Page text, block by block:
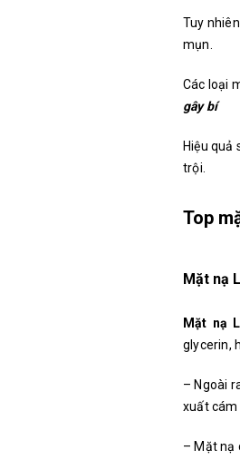
Tuy
mụn.
Các loại
gây bí
Hiệu
trội.
Top
Mặt nạ
Mặt nạ
glycerin,
– Ngoài
xuất cám
– Mặt nạ